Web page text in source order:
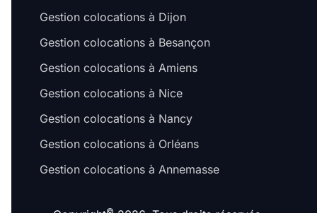
Gestion colocations à Dijon
Gestion colocations à Besançon
Gestion colocations à Amiens
Gestion colocations à Nice
Gestion colocations à Nancy
Gestion colocations à Orléans
Gestion colocations à Annemasse